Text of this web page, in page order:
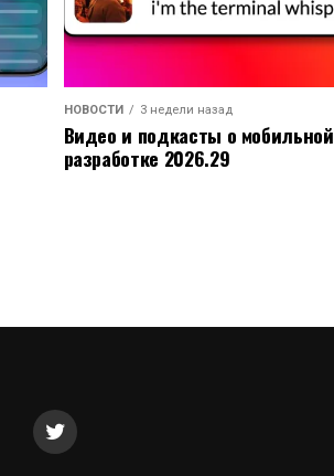
НОВОСТИ 3 недели назад
Видео и подкасты о мобильной
разработке 2026.29